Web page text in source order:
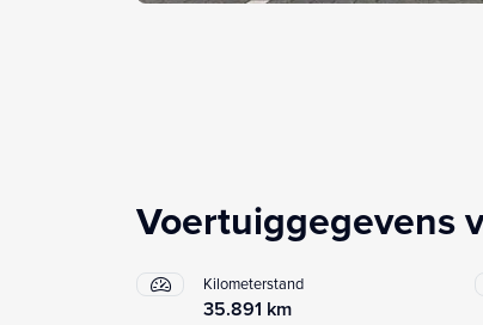
Voertuiggegevens
Kilometerstand
35.891 km